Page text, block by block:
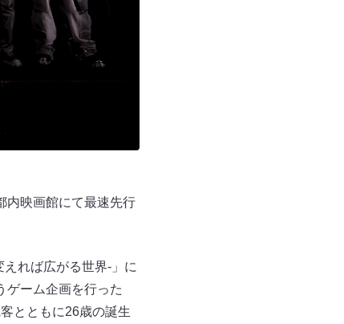
内映画館にて最速先行
れば広がる世界-」に
ゲーム企画を行った
とともに26歳の誕生